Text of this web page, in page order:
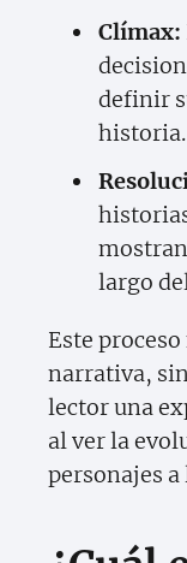
Clímax:
definir
historia.
largo
Este
narrativa,
lector una
al ver la
personajes